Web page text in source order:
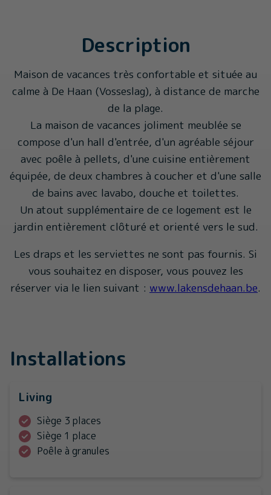
Description
Maison de vacances très confortable et située au
calme à De Haan (Vosseslag), à distance de marche
de la plage.
La maison de vacances joliment meublée se
compose d'un hall d'entrée, d'un agréable séjour
avec poêle à pellets, d'une cuisine entièrement
équipée, de deux chambres à coucher et d'une salle
de bains avec lavabo, douche et toilettes.
Un atout supplémentaire de ce logement est le
jardin entièrement clôturé et orienté vers le sud.
Les draps et les serviettes ne sont pas fournis. Si
vous souhaitez en disposer, vous pouvez les
réserver via le lien suivant : www.lakensdehaan.be.
Installations
Living
Siège 3 places
Siège 1 place
Poêle à granules